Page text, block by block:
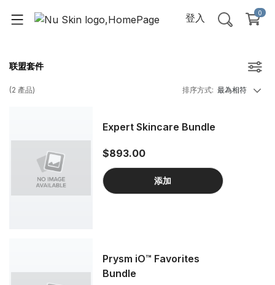
登入 0
联盟套件
(2 產品) 排序方式: 最為相符
Expert Skincare Bundle
$893.00
添加
Prysm iO™ Favorites
Bundle